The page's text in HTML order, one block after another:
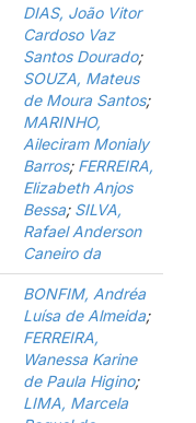
DIAS, João Vitor
Cardoso Vaz
Santos Dourado;
SOUZA, Mateus
de Moura Santos;
MARINHO,
Aileciram Monialy
Barros; FERREIRA,
Elizabeth Anjos
Bessa; SILVA,
Rafael Anderson
Caneiro da
BONFIM, Andréa
Luísa de Almeida;
FERREIRA,
Wanessa Karine
de Paula Higino;
LIMA, Marcela